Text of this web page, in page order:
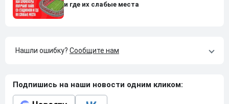
и где их слабые места
Нашли ошибку? Сообщите нам
Подпишись на наши новости одним кликом: